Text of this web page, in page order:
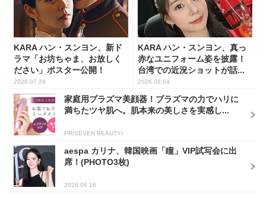
KARA ハン・スンヨン、新ド
ラマ「お坊ちゃま、お放しく
ださい」ポスター公開！
2026.07.29
KARA ハン・スンヨン、真っ
赤なユニフォーム姿を披露！
台湾での近況ショットが話...
2026.08.04
家庭用プラズマ美顔器！プラズマの力でハリに
満ちたツヤ肌へ。肌本来の美しさを実感し...
PR(SEVEN BEAUTY)
aespa カリナ、韓国映画「瞳」VIP試写会に出
席！(PHOTO3枚)
2026.06.16